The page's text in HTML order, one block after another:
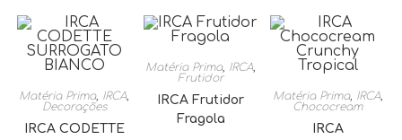
Matéria Prima, IRCA,
Decorações
IRCA CODETTE
Matéria Prima, IRCA,
Frutidor
IRCA Frutidor
Fragola
Matéria Prima, IRCA,
Chococream
IRCA